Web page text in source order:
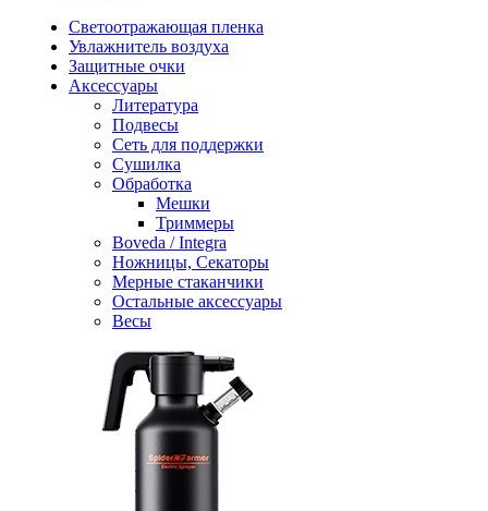
Светоотражающая пленка
Увлажнитель воздуха
Защитные очки
Аксессуары
Литература
Подвесы
Сеть для поддержки
Сушилка
Обработка
Мешки
Триммеры
Boveda / Integra
Ножницы, Секаторы
Мерные стаканчики
Остальные аксессуары
Весы